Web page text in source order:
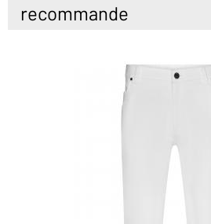
recommande